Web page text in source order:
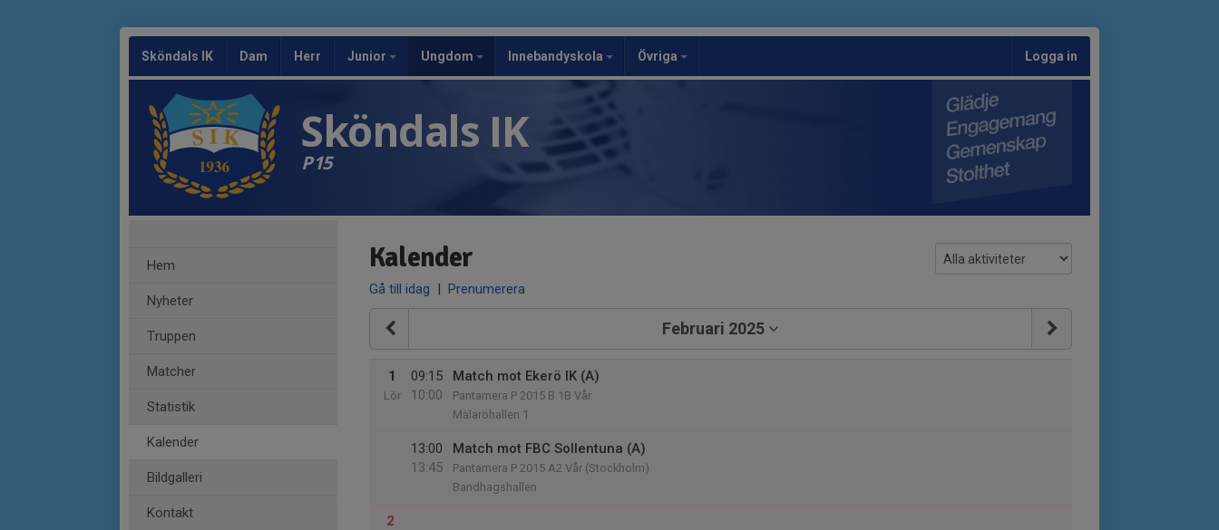
Sköndals IK Dam Herr Junior Ungdom Innebandyskola Övriga Logga in
Sköndals IK
P15
Hem
Nyheter
Truppen
Matcher
Statistik
Kalender
Bildgalleri
Kontakt
Kalender
Gå till idag | Prenumerera
Februari 2025
1
Lör
09:15
10:00
Match mot Ekerö IK (A)
Pantamera P 2015 B 1B Vår
Mälaröhallen 1
13:00
13:45
Match mot FBC Sollentuna (A)
Pantamera P 2015 A2 Vår (Stockholm)
Bandhagshallen
2